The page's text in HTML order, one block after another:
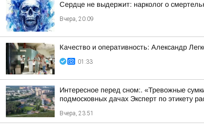
Сердце не выдержит: нарколог о
Вчера, 20:09
Качество и оперативность: Александр
01:33
Интересное перед сном:. «Тревожные
подмосковных дачах Эксперт по этикету
Вчера, 23:51